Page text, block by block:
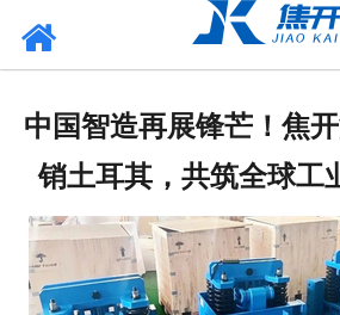
中国智造再展锋芒！焦
销土耳其，共筑全球工